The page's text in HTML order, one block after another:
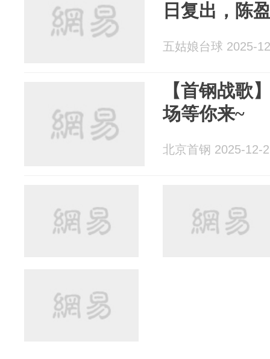
日复出，陈
五姑娘台球 2025-
【首钢战歌
场等你来~
北京首钢 2025-12-